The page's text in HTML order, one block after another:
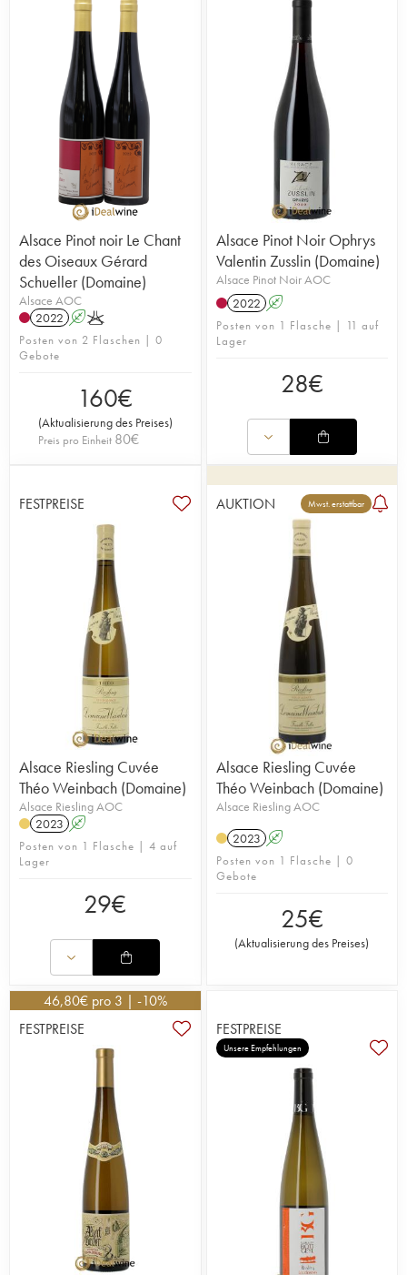
Alsace Pinot noir Le Chant
des Oiseaux Gérard
Schueller (Domaine)
Alsace AOC
2022 AK
Posten von 2 Flaschen | 0
Gebote
160€
(Aktualisierung des Preises)
Preis pro Einheit 80€
Alsace Pinot Noir Ophrys
Valentin Zusslin (Domaine)
Alsace Pinot Noir AOC
2022 A
Posten von 1 Flasche | 11 auf
Lager
28€
FESTPREISE
Alsace Riesling Cuvée
Théo Weinbach (Domaine)
Alsace Riesling AOC
2023 A
Posten von 1 Flasche | 4 auf
Lager
29€
AUKTION Mwst. erstattbar
Alsace Riesling Cuvée
Théo Weinbach (Domaine)
Alsace Riesling AOC
2023 A
Posten von 1 Flasche | 0
Gebote
25€
(Aktualisierung des Preises)
46,80€ pro 3 | -10%
FESTPREISE
FESTPREISE
Unsere Empfehlungen